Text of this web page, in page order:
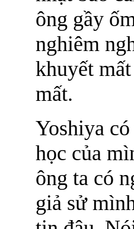
ông gầy
nghiêm
khuyết
mất.
Yoshiya
học của
ông ta có
giả sử